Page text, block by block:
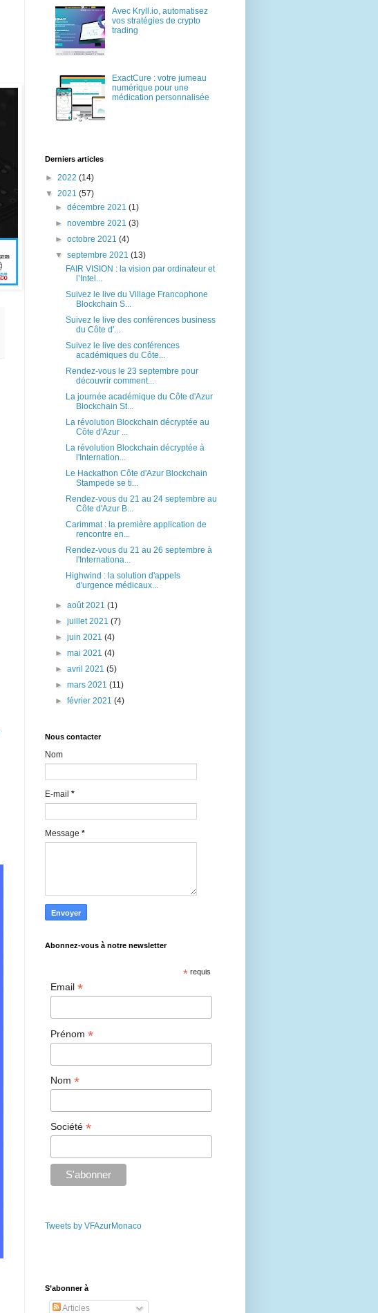
Avec Kryll.io, automatisez
vos stratégies de crypto
trading
ExactCure : votre jumeau
numérique pour une
médication personnalisée
Derniers articles
► 2022 (14)
▼ 2021 (57)
►décembre 2021(1)
►novembre 2021(3)
►octobre 2021(4)
▼septembre 2021(13)
FAIR VISION : la vision par ordinateur et
l’Intel...
Suivez le live du Village Francophone
Blockchain S...
Suivez le live des conférences business
du Côte d'...
Suivez le live des conférences
académiques du Côte...
Rendez-vous le 23 septembre pour
découvrir comment...
La journée académique du Côte d'Azur
Blockchain St...
La révolution Blockchain décryptée au
Côte d'Azur ...
La révolution Blockchain décryptée à
l'Internation...
Le Hackathon Côte d'Azur Blockchain
Stampede se ti...
Rendez-vous du 21 au 24 septembre au
Côte d'Azur B...
Carimmat : la première application de
rencontre en...
Rendez-vous du 21 au 26 septembre à
l'Internationa...
Highwind : la solution d'appels
d'urgence médicaux...
►août 2021(1)
►juillet 2021(7)
►juin 2021(4)
►mai 2021(4)
►avril 2021(5)
►mars 2021(11)
►février 2021(4)
Nous contacter
Nom
E-mail *
Message *
Abonnez-vous à notre newsletter
* requis
Email *
Prénom *
Nom *
Société *
Tweets by VFAzurMonaco
S’abonner à
Articles